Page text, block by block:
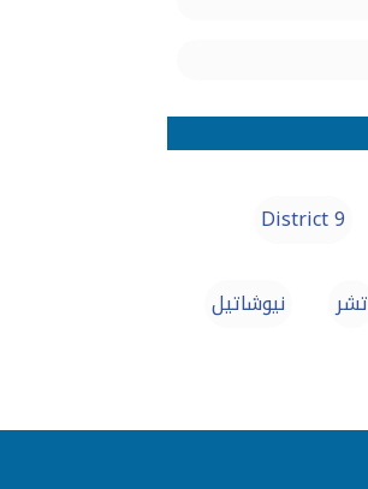
District 9
تشر نيوشاتيل